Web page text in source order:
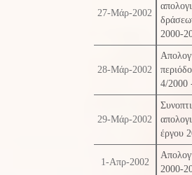
27-Μάρ-2002
2000-
28-Μάρ-2002
4/2000
29-Μάρ-2002
έργου
1-Απρ-2002
2000-